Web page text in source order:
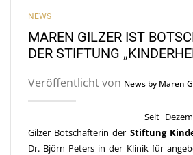
NEWS
MAREN GILZER IST
DER STIFTUNG
Veröffentlicht von News by Maren
Seit
Gilzer Botschafterin der Stiftung
Dr. Björn Peters in der Klinik für